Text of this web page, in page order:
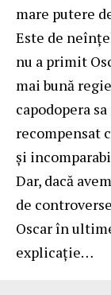
mare putere
Este de
nu a primit
mai bună
capodopera
recompensat
și
Dar, dacă
de
Oscar în
explicație…